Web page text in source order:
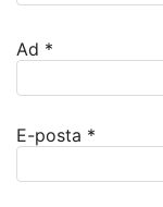
Ad *
E-posta *